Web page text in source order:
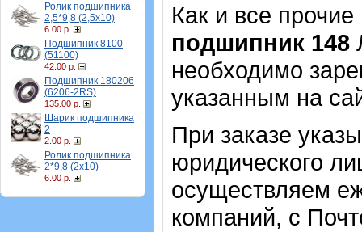
Ролик подшипника
2,5*9,8 (2,5х10)
6.00 р.
Подшипник 8100
(51100)
42.00 р.
Подшипник 180206
(6206-2RS)
135.00 р.
Шарик подшипника
2
2.00 р.
Ролик подшипника
2*9,8 (2х10)
6.00 р.
Как и все
подшипник 148
необходимо
указанным на
При заказе
юридического
осуществляем
компаний, с